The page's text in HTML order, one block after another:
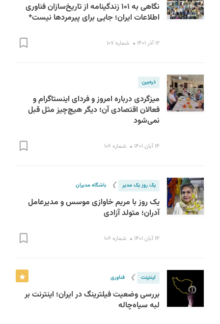
نگاهی به ۱۰۱ زندگینامه از تاریخ‌سازان فناوری
اطلاعات ایران؛ جایی برای پیرمردها نیست*
۱۲ آذر ۱۴۰۱ شماره ۱۰۷
ذره‌بین
میزگردی درباره امروز و فردای اینستاگرام و
فعالان اقتصادی آن؛ دیگر هیچ‌چیز مثل قبل
نمی‌شود
۱۴ آبان ۱۴۰۱ شماره ۱۰۶
یک روز یک مدیر ❯ باشگاه مدیران
یک روز با مریم خاوازی موسس و مدیرعامل
آدران؛ متولد آزادی
۱۴ آبان ۱۴۰۱ شماره ۱۰۶
اینترنت ❯ فناوری
بررسی وضعیت فیلترینگ در ایران؛ اینترنت بر
لبه سیاه‌چاله